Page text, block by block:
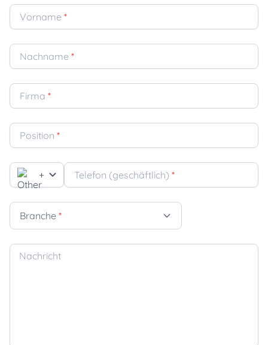
Vorname *
Nachname *
Firma *
Position *
+ Telefon (geschäftlich) *
Branche *
Nachricht